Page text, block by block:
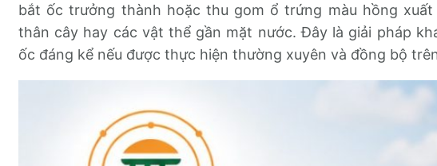
bắt ốc trưởng thành hoặc thu gom ổ trứng màu hồng
thân cây hay các vật thể gần mặt nước. Đây là giải pháp
ốc đáng kể nếu được thực hiện thường xuyên và đồng bộ